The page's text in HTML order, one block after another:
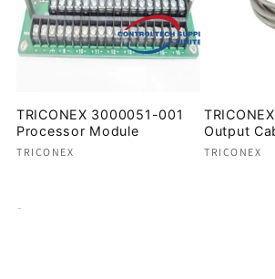
TRICONEX 3000051-001
Processor Module
Proveedor:
TRICONEX
Output
Proveedor:
TRICONEX